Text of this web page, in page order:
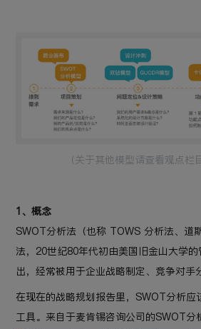
（关于其他模型请查看观点栏
1、概念
SWOT分析法（也称 TOWS 分析法、道
法，20世纪80年代初由美国旧金山大学
出，经常被用于企业战略制定、竞争对手
在现在的战略规划报告里，SWOT分析应
工具。来自于麦肯锡咨询公司的SWOT分